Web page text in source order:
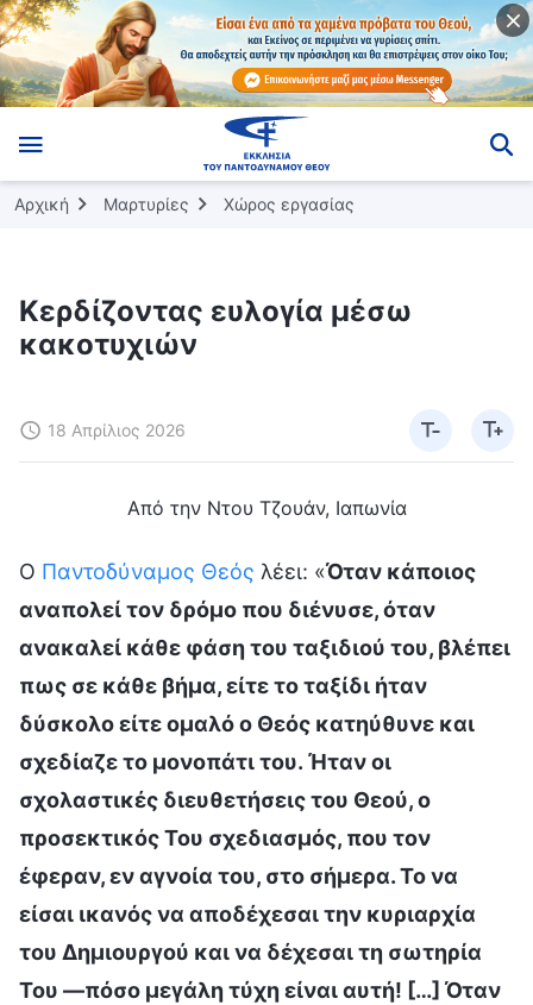
Αρχική Μαρτυρίες Χώρος εργασίας
Κερδίζοντας ευλογία μέσω
κακοτυχιών
18 Απρίλιος 2026
Από την Ντου Τζουάν, Ιαπωνία
Ο Παντοδύναμος Θεός λέει: «Όταν κάποιος
αναπολεί τον δρόμο που διένυσε, όταν
ανακαλεί κάθε φάση του ταξιδιού του, βλέπει
πως σε κάθε βήμα, είτε το ταξίδι ήταν
δύσκολο είτε ομαλό ο Θεός κατηύθυνε και
σχεδίαζε το μονοπάτι του. Ήταν οι
σχολαστικές διευθετήσεις του Θεού, ο
προσεκτικός Του σχεδιασμός, που τον
έφεραν, εν αγνοία του, στο σήμερα. Το να
είσαι ικανός να αποδέχεσαι την κυριαρχία
του Δημιουργού και να δέχεσαι τη σωτηρία
Του —πόσο μεγάλη τύχη είναι αυτή! […] Όταν